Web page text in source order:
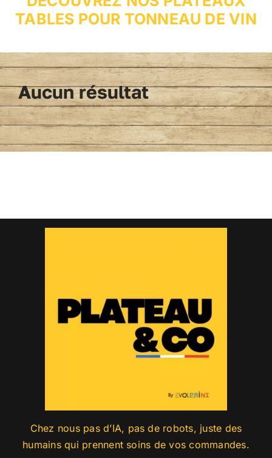
TABLES POUR TONNEAU DE VIN
Aucun résultat
Chez nous pas d’IA, pas de robots, juste des
humains qui prennent soins de vos commandes.